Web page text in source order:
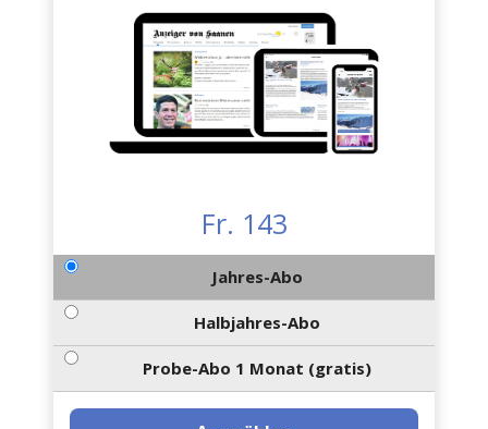
Fr. 143
Jahres-Abo
Halbjahres-Abo
Probe-Abo 1 Monat (gratis)